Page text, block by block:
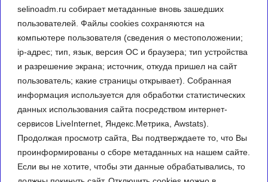
selinoadm.ru собирает метаданные вновь зашедших
пользователей. Файлы cookies сохраняются на
компьютере пользователя (сведения о местоположении;
ip-адрес; тип, язык, версия ОС и браузера; тип устройства
и разрешение экрана; источник, откуда пришел на сайт
пользователь; какие страницы открывает). Собранная
информация используется для обработки статистических
данных использования сайта посредством интернет-
сервисов LiveInternet, Яндекс.Метрика, Awstats).
Продолжая просмотр сайта, Вы подтверждаете то, что Вы
проинформированы о сборе метаданных на нашем сайте.
Если вы не хотите, чтобы эти данные обрабатывались, то
Муниципальн
ый заказ
программы
Информация
о состоянии
защиты от ЧС
Статистическ
ие данные и
показатели
Фото-галерея
Контактная
информация